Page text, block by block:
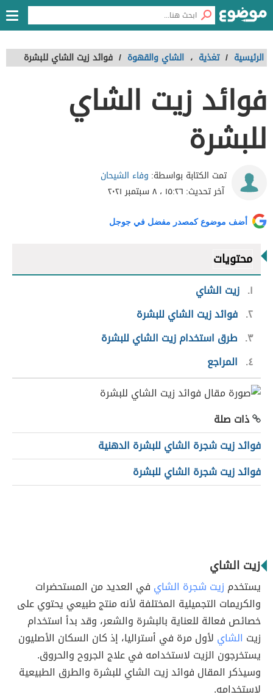
الرئيسية / تغذية ، الشاي والقهوة / فوائد زيت الشاي للبشرة
فوائد زيت الشاي
للبشرة
تمت الكتابة بواسطة: وفاء الشيحان
آخر تحديث: ١٥:٢٦ ، ٨ سبتمبر ٢٠٢١
أضف موضوع كمصدر مفضل في جوجل
محتويات
١ زيت الشاي
٢ فوائد زيت الشاي للبشرة
٣ طرق استخدام زيت الشاي للبشرة
٤
المراجع
ذات صلة
فوائد زيت شجرة الشاي للبشرة الدهنية
فوائد زيت شجرة الشاي للبشرة
زيت الشاي
يستخدم زيت شجرة الشاي في العديد من المستحضرات
والكريمات التجميلية المختلفة لأنه منتج طبيعي يحتوي على
خصائص فعالة للعناية بالبشرة والشعر، وقد بدأ استخدام
زيت الشاي لأول مرة في أستراليا، إذ كان السكان الأصليون
يستخرجون الزيت لاستخدامه في علاج الجروح والحروق.
وسيذكر المقال فوائد زيت الشاي للبشرة والطرق الطبيعية
لاستخدامه.